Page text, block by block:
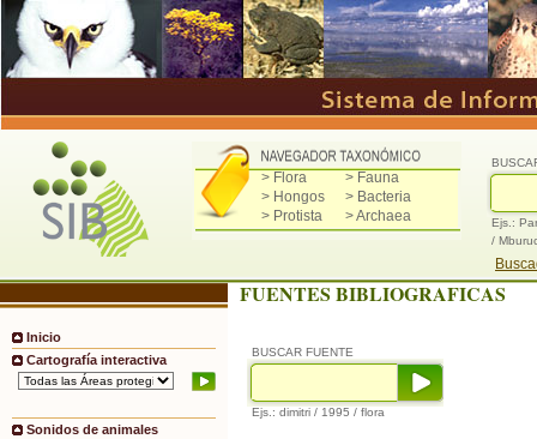
> Flora
> Fauna
> Hongos
> Bacteria
> Protista
> Archaea
Ejs.:
/
Inicio
Cartografía interactiva
Sonidos de animales
FUENTES BIBLIOGRAFICAS
BUSCAR FUENTE
Ejs.: dimitri / 1995 / flora